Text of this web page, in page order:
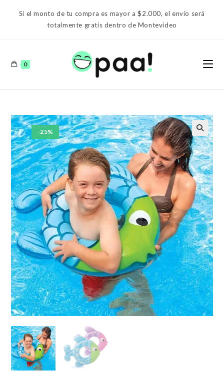
Si el monto de tu compra es mayor a $2.000, el envío será
totalmente gratis dentro de Montevideo
0
-25%